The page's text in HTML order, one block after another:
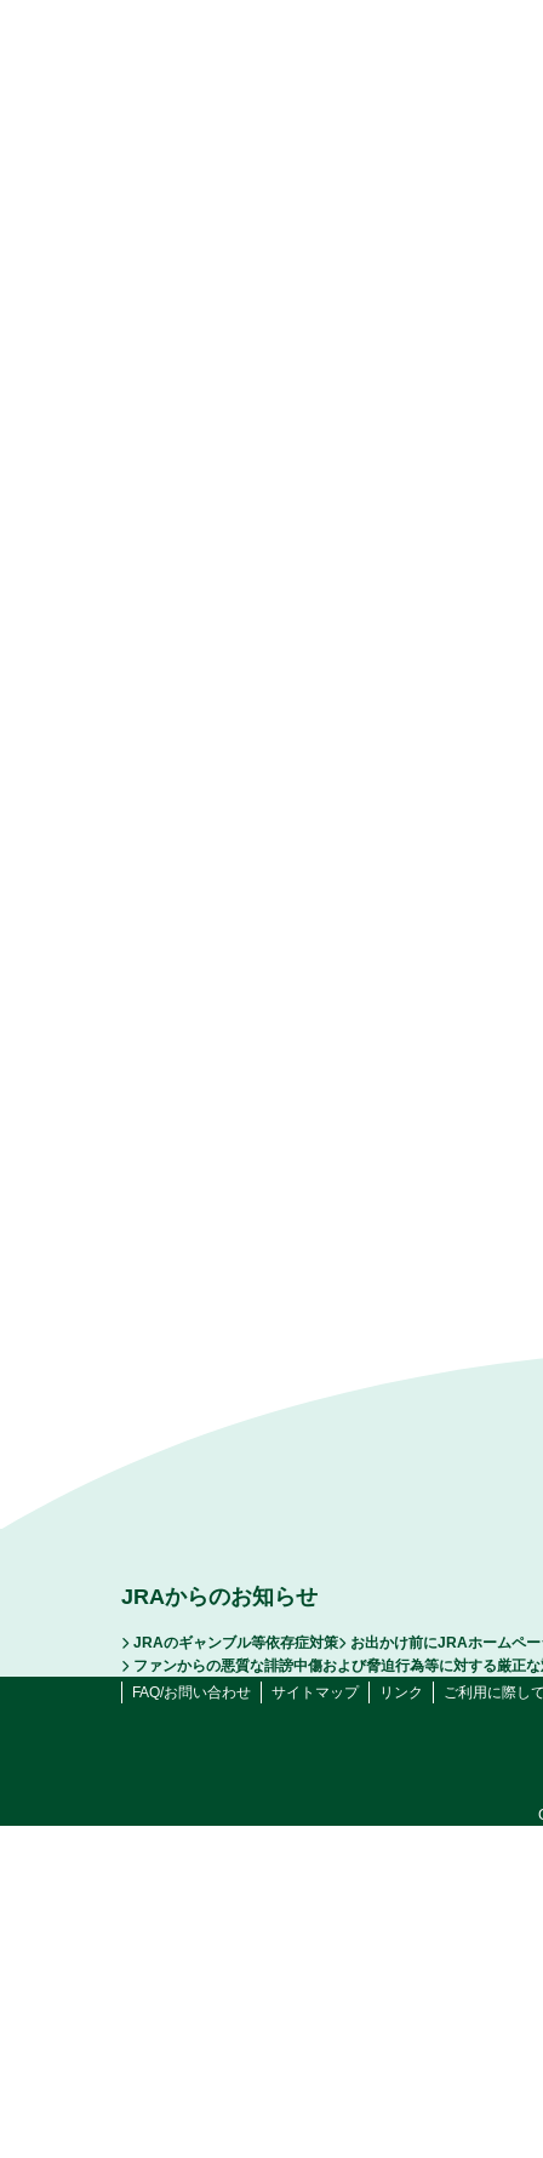
JRAからのお知らせ
JRAのギャンブル等依存症対策
お出かけ前にJRAホームペ
ファンからの悪質な誹謗中傷および脅迫行為等に対する厳正
FAQ/お問い合わせ
サイトマップ リンク ご利用に際し